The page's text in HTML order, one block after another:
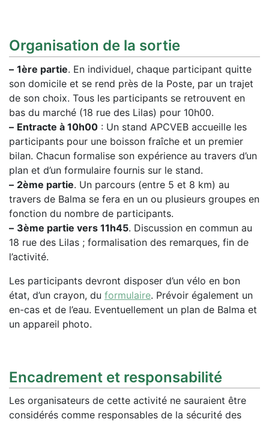
Organisation de la sortie
– 1ère partie. En individuel, chaque participant quitte
son domicile et se rend près de la Poste, par un trajet
de son choix. Tous les participants se retrouvent en
bas du marché (18 rue des Lilas) pour 10h00.
– Entracte à 10h00 : Un stand APCVEB accueille les
participants pour une boisson fraîche et un premier
bilan. Chacun formalise son expérience au travers d’un
plan et d’un formulaire fournis sur le stand.
– 2ème partie. Un parcours (entre 5 et 8 km) au
travers de Balma se fera en un ou plusieurs groupes en
fonction du nombre de participants.
– 3ème partie vers 11h45. Discussion en commun au
18 rue des Lilas ; formalisation des remarques, fin de
l’activité.
Les participants devront disposer d’un vélo en bon
état, d’un crayon, du formulaire. Prévoir également un
en-cas et de l’eau. Eventuellement un plan de Balma et
un appareil photo.
Encadrement et responsabilité
Les organisateurs de cette activité ne sauraient être
considérés comme responsables de la sécurité des